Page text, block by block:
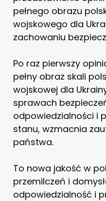
pełnego obrazu
wojskowego dla
zachowaniu
Po raz pierwszy
pełny obraz skali
wojskowej dla
sprawach
odpowiedzialności i
stanu, wzmacnia
państwa.
To nowa jakość w
przemilczeń i
odpowiedzialność i